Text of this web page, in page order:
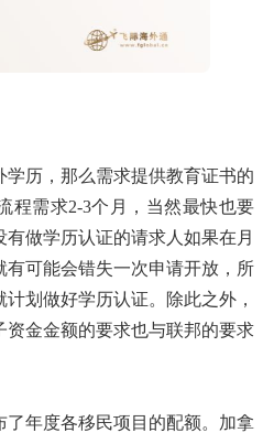
历，那么需求提供教育证书的
程需求2-3个月，当然最快也要
做学历认证的请求人如果在月
有可能会错失一次申请开放，所
划做好学历认证。除此之外，
金金额的要求也与联邦的要求
了年度各移民项目的配额。加拿